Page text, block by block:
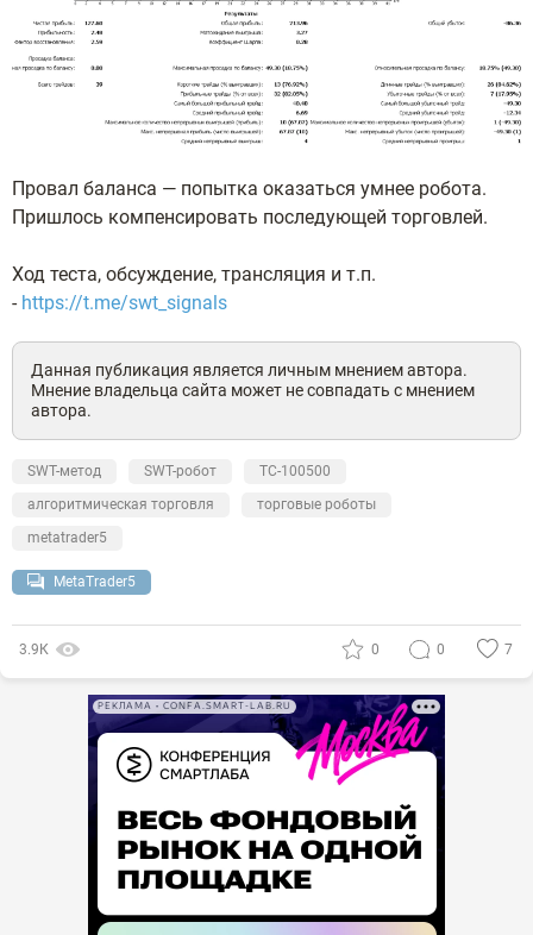
Провал баланса — попытка оказаться умнее робота.
Пришлось компенсировать последующей торговлей.
Ход теста, обсуждение, трансляция и т.п.
- https://t.me/swt_signals
Данная публикация является личным мнением автора.
Мнение владельца сайта может не совпадать с мнением
автора.
SWT-метод SWT-робот
ТС-100500
алгоритмическая торговля
торговые роботы
metatrader5
MetaTrader5
3.9К 0 0 7
РЕКЛАМА • CONFA.SMART-LAB.RU